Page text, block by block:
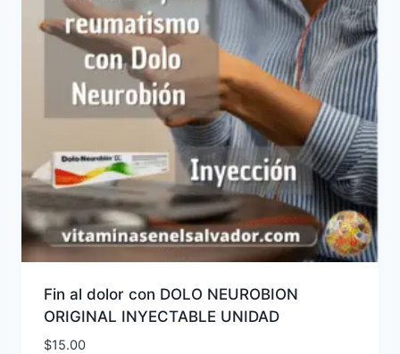
Fin al dolor con DOLO NEUROBION
ORIGINAL INYECTABLE UNIDAD
$15.00